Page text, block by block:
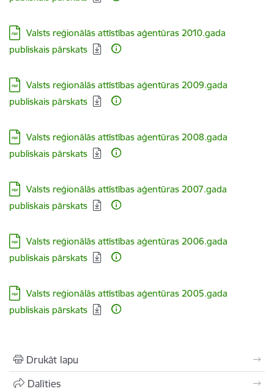
Lejupielādēt:
Valsts reģionālās attīstības aģentūras 2010.gada
publiskais pārskats
Lejupielādēt:
Valsts reģionālās attīstības aģentūras 2009.gada
publiskais pārskats
Lejupielādēt:
Valsts reģionālās attīstības aģentūras 2008.gada
publiskais pārskats
Lejupielādēt:
Valsts reģionālās attīstības aģentūras 2007.gada
publiskais pārskats
Lejupielādēt:
Valsts reģionālās attīstības aģentūras 2006.gada
publiskais pārskats
Lejupielādēt:
Valsts reģionālās attīstības aģentūras 2005.gada
publiskais pārskats
Drukāt lapu
Dalīties